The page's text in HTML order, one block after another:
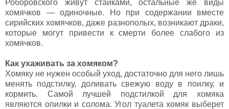
Роборовского живут стайками, остальные же виды
хомячков — одиночные. Но при содержании вместе
сирийских хомячков, даже разнополых, возникают драки,
которые могут привести к смерти более слабого из
хомячков.
Как ухаживать за хомяком?
Хомяку не нужен особый уход, достаточно для него лишь
менять подстилку, доливать свежую воду в поилку, и
кормить. Самой лучшей подстилкой для хомяка
являются опилки и солома. Угол туалета хомяк выберет